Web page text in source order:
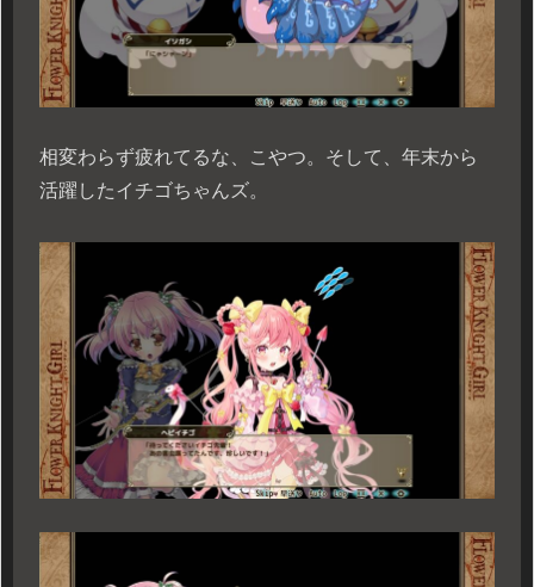
相変わらず疲れてるな、こやつ。そして、年末から
活躍したイチゴちゃんズ。